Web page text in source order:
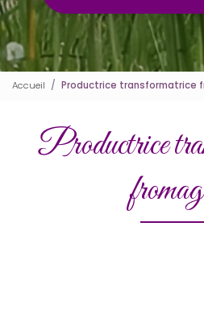
Accueil Productrice transformatrice
Productrice